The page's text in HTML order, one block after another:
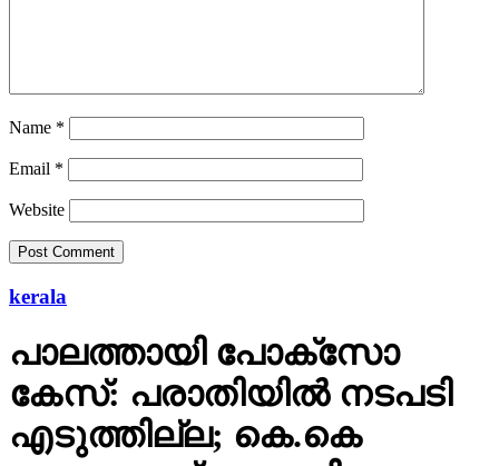
kerala
പാലത്തായി പോക്സോ
കേസ്: പരാതിയില്‍ നടപടി
എടുത്തില്ല; കെ.കെ
ശൈലജക്ക് കോടതി
വിമര്‍ശനം
ഇരയെ കൗണ്‍സലിങ് ചെയ്തവര്‍ക്കെതിരായ പരാതിയില്‍
മന്ത്രിയെന്ന നിലയില്‍ നടപടി എടുത്തില്ലെന്ന്
വിധിന്യായത്തില്‍ പറയുന്നു